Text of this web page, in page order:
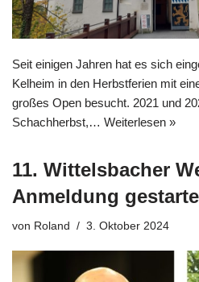
Seit einigen Jahren hat es sich
Kelheim in den Herbstferien mit
großes Open besucht. 2021 und
Schachherbst,… Weiterlesen »
11. Wittelsbacher
Anmeldung
von Roland 3. Oktober 2024